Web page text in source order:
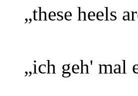
„these heels
„ich geh' mal